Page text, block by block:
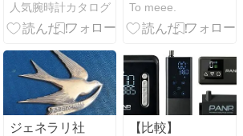
れレザー
人気腕時計カタログ
ンドのメンズ
ピアス｜彼氏
性が喜ぶアク
セサリープレ
ゼント
To meee.
ジェネラリ社
【比較】